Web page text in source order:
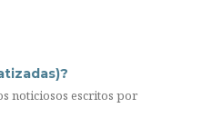
noticiosos escritos por